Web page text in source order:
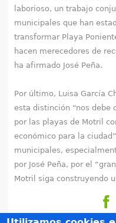
laborioso, un trabajo
municipales que han
transformar Playa
hacen merecedores de
ha afirmado José Peña.
Por último, Luisa García
esta distinción “nos debe
por las playas de Motril
económico para la
municipales,
por José Peña, por el
Motril siga construyendo